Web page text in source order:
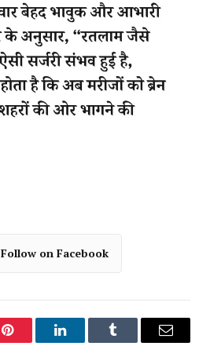
Follow on Facebook
Pinterest LinkedInTumblr Email